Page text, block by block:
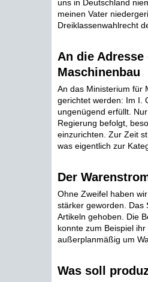
uns in Deutschland
meinen Vater
Dreiklassenwahlrecht
An die
Maschinenbau
An das Ministerium für
gerichtet werden: Im I.
ungenügend erfüllt.
Regierung befolgt,
einzurichten. Zur Zeit
was eigentlich zur
Der
Ohne Zweifel haben
stärker geworden. Das
Artikeln gehoben. Die
konnte zum Beispiel
außerplanmäßig um
Was soll